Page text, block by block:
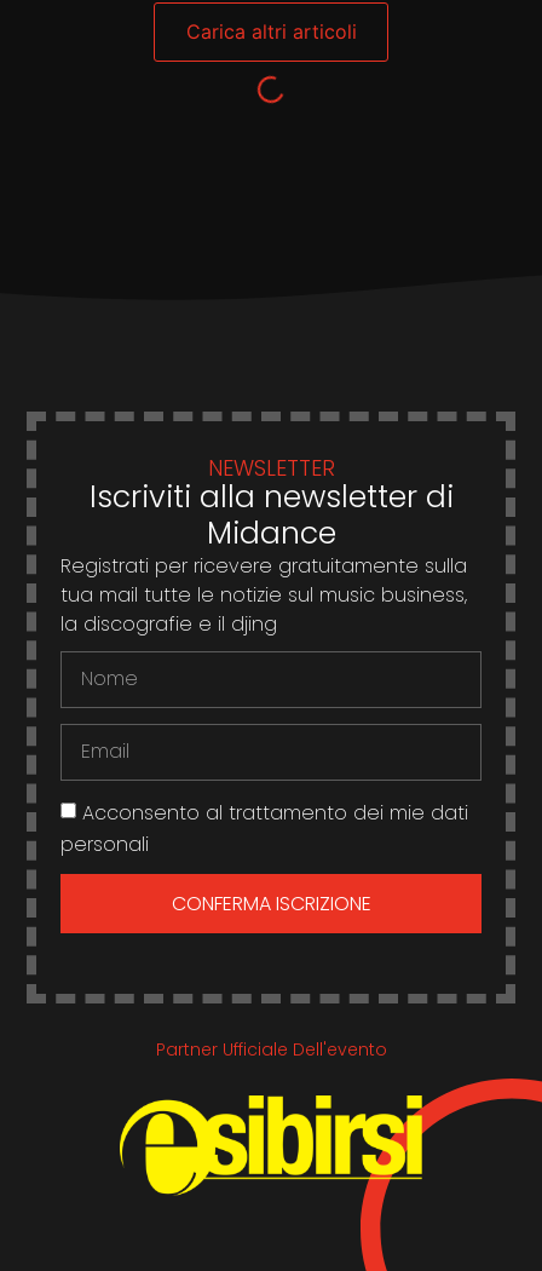
Carica altri articoli
NEWSLETTER
Iscriviti alla newsletter di
Midance
Registrati per ricevere gratuitamente sulla
tua mail tutte le notizie sul music business,
la discografie e il djing
Acconsento al trattamento dei mie dati
personali
CONFERMA ISCRIZIONE
Partner Ufficiale Dell'evento